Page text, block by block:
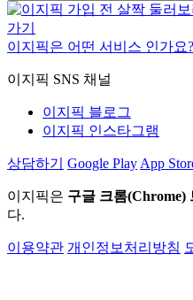
이지픽은 어떤 서비스 인가요?
이지픽 SNS 채널
이지픽 블로그
이지픽 인스타그램
상담하기 Google Play App
이지픽은 구글 크롬(Chrome)
다.
이용약관 개인정보처리방침